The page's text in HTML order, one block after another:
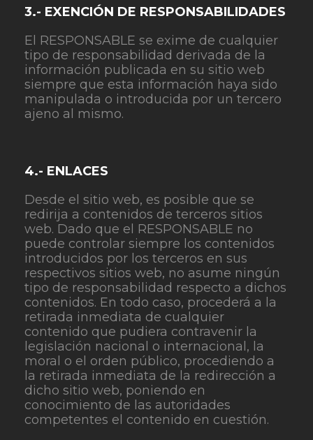
3.- EXENCIÓN DE RESPONSABILIDADES
El RESPONSABLE se exime de cualquier
tipo de responsabilidad derivada de la
información publicada en su sitio web
siempre que esta información haya sido
manipulada o introducida por un tercero
ajeno al mismo.
4.- ENLACES
Desde el sitio web, es posible que se
redirija a contenidos de terceros sitios
web. Dado que el RESPONSABLE no
puede controlar siempre los contenidos
introducidos por los terceros en sus
respectivos sitios web, no asume ningún
tipo de responsabilidad respecto a dichos
contenidos. En todo caso, procederá a la
retirada inmediata de cualquier
contenido que pudiera contravenir la
legislación nacional o internacional, la
moral o el orden público, procediendo a
la retirada inmediata de la redirección a
dicho sitio web, poniendo en
conocimiento de las autoridades
competentes el contenido en cuestión.